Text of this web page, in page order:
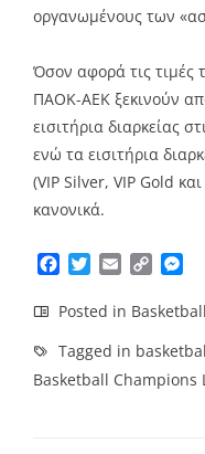
οργανωμένους των
Όσον αφορά τις τιμές
ΠΑΟΚ-ΑΕΚ ξεκινούν
εισιτήρια διαρκείας
ενώ τα εισιτήρια
(VIP Silver, VIP Gold
κανονικά.
Facebook
TwitterEmailCopy
Posted in Basketball
Tagged in
Basketball Champions